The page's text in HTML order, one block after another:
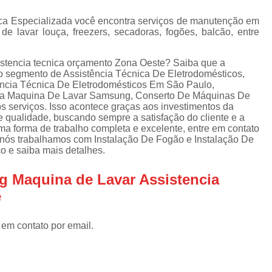
Assistencia Tecnica
Refrigerador Assistencia Tecnica
Assistencia Tecnica Lavadora Secadora
Assistencia Tecnica Maquina Secadora de
Assistencia Tecnica
Especializada você encontra serviços de manutenção em
lavar louça, freezers, secadoras, fogões, balcão, entre
tecnica orçamento Zona Oeste? Saiba que a
de Assistência Técnica De Eletrodomésticos,
Técnica De Eletrodomésticos Em São Paulo,
Maquina De Lavar Samsung, Conserto De Máquinas De
serviços. Isso acontece graças aos investimentos da
buscando sempre a satisfação do cliente e a
forma de trabalho completa e excelente, entre em contato
trabalhamos com Instalação De Fogão e Instalação De
e saiba mais detalhes.
Maquina de Lavar Assistencia
contato por email.